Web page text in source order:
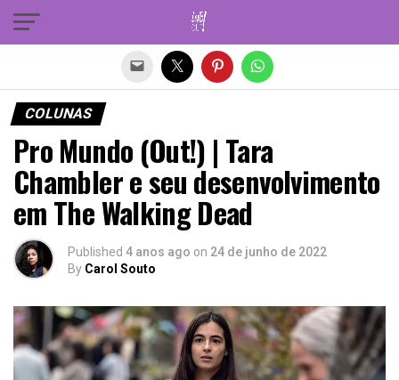
COLUNAS
Pro Mundo (Out!) | Tara
Chambler e seu desenvolvimento
em The Walking Dead
Published 4 anos ago on 24 de junho de 2022
By Carol Souto
Sair da versão mobile